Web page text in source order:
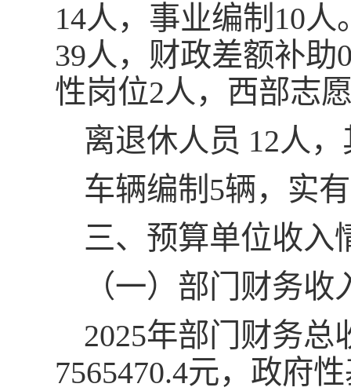
14人，事业编制10
39人，财政差额补
性岗位2人，西部志
离退休人员 12人
车辆编制5辆，实
三、预算单位收入
（一）部门财务收
2025年部门财务总
7565470.4元，政府